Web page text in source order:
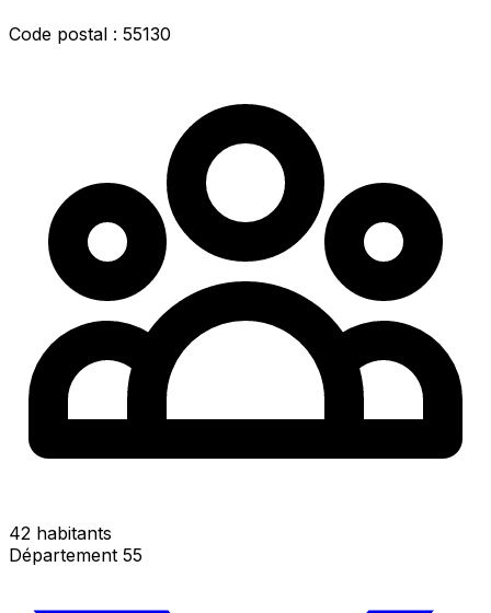
Code postal : 55130
42 habitants
Département 55